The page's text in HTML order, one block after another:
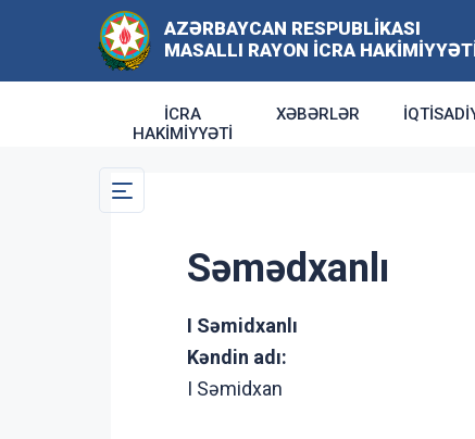
AZƏRBAYCAN RESPUBLIKASI
MASALLI RAYON İCRA
İCRA
HAKIMIYYƏTI
XƏBƏRLƏR
Səmədxanlı
I Səmidxanlı
Kəndin adı:
I Səmidxan